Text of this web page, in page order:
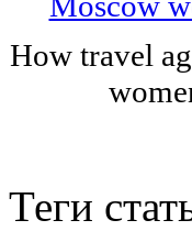
How travel
Теги